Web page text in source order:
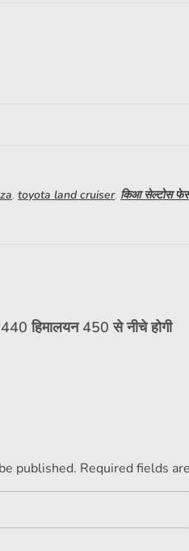
, toyota land cruiser, किआ सेल्टोस
हिमालयन 450 से नीचे होगी
published. Required fields